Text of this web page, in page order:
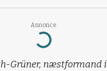
Annonce
Loading...
Grüner, næstformand i